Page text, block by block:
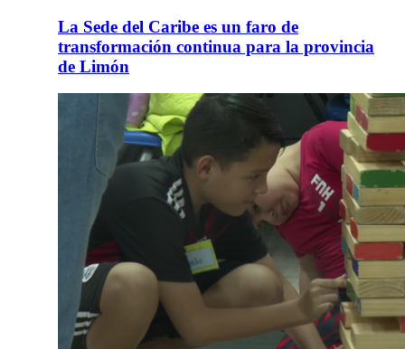
La Sede del Caribe es un faro de
transformación continua para la provincia
de Limón